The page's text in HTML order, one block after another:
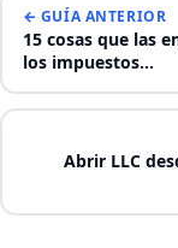
← GUÍA ANTERIOR
15 cosas que las
los impuestos…
Abrir LLC